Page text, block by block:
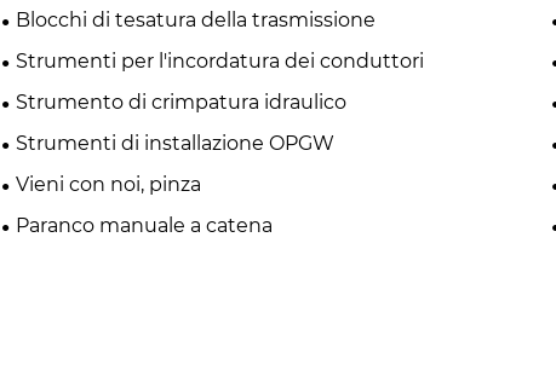
Blocchi di tesatura della trasmissione
Strumenti per l'incordatura dei conduttori
Strumento di crimpatura idraulico
Strumenti di installazione OPGW
Vieni con noi, pinza
Paranco manuale a catena